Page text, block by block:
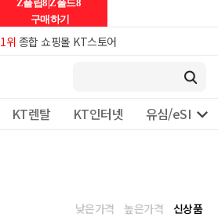
1위 종합 쇼핑몰 KT스토어
KT렌탈 KT인터넷 유심/eSIM 개

Z플립8|Z폴드8
구매하기
낮은가격
높은가격 신상품